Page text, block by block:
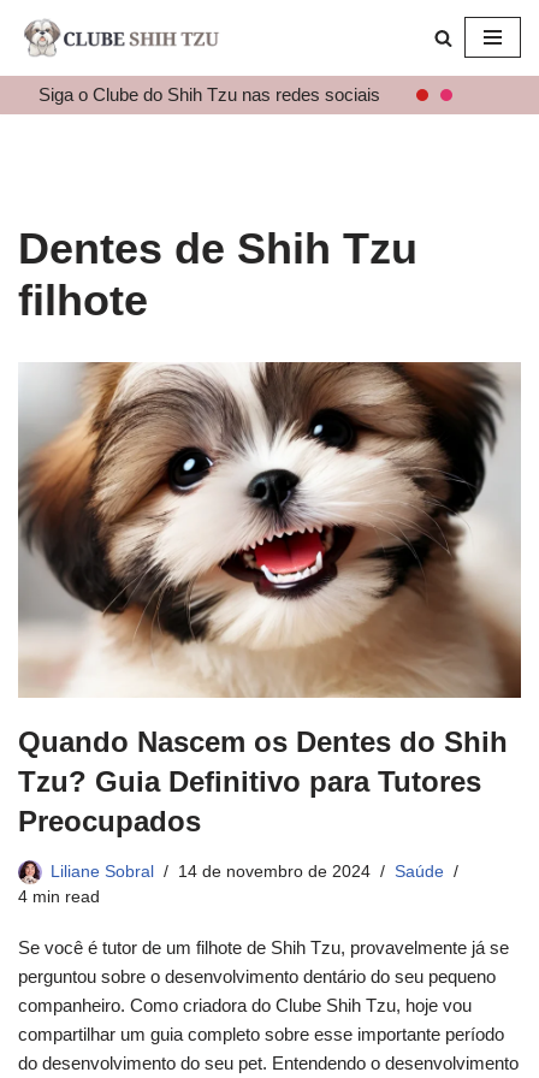
paraSiga o Clube do Shih Tzu nas redes sociais
Dentes de Shih Tzu
filhote
Quando Nascem os Dentes do Shih
Tzu? Guia Definitivo para Tutores
Preocupados
Liliane Sobral 14 de novembro de 2024
Saúde
4 min read
Se você é tutor de um filhote de Shih Tzu, provavelmente já se
perguntou sobre o desenvolvimento dentário do seu pequeno
companheiro. Como criadora do Clube Shih Tzu, hoje vou
compartilhar um guia completo sobre esse importante período
do desenvolvimento do seu pet. Entendendo o desenvolvimento